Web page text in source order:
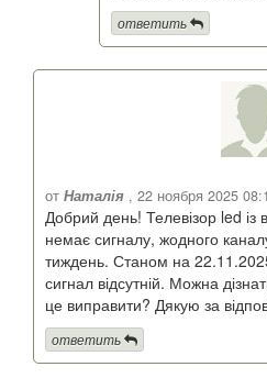
ответить
от Наталія , 22 ноября 2025
Добрий день! Телевізор led
немає сигналу, жодного
тиждень. Станом на
сигнал відсутній. Можна
це виправити? Дякую за
ответить